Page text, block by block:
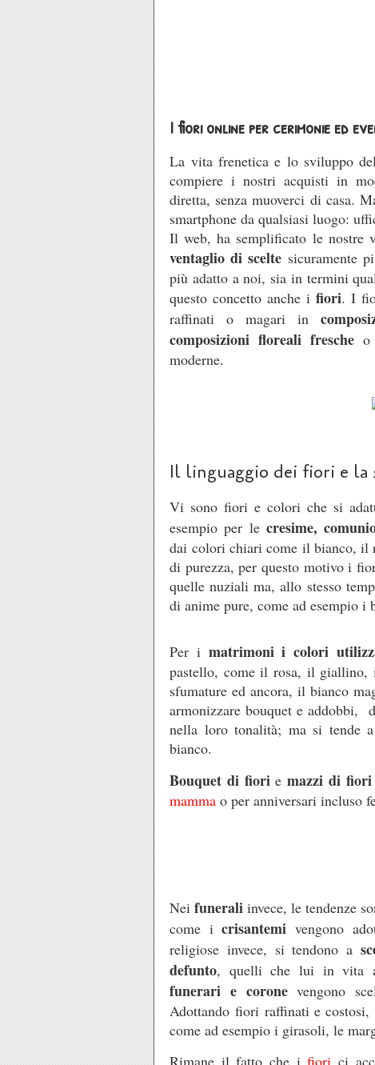
I fiori online per cerimonie ed
La vita frenetica e lo sviluppo
compiere i nostri acquisti in
diretta, senza muoverci di casa.
smartphone da qualsiasi luogo:
Il web, ha semplificato le nostre
ventaglio di scelte sicuramente
più adatto a noi, sia in termini
questo concetto anche i fiori. I
raffinati o magari in
composizioni floreali fresche o
moderne.
Il linguaggio dei fiori e la
Vi sono fiori e colori che si
esempio per lecresime,
dai colori chiari come il bianco, il
di purezza, per questo motivo i
quelle nuziali ma, allo stesso
di anime pure, come ad esempio i
Per i matrimoni i colori
pastello, come il rosa, il
sfumature ed ancora, il bianco
armonizzare bouquet e
nella loro tonalità; ma si tende
bianco.
Bouquet di fiorie mazzi di fiori
mamma o per anniversari incluso
Nei funerali invece, le tendenze
come icrisantemi vengono
religiose invece, si tendono a
defunto, quelli che lui in vita
funerari e coronevengono
Adottando fiori raffinati e
come ad esempio i girasoli, le
Rimane il fatto che ifiorici